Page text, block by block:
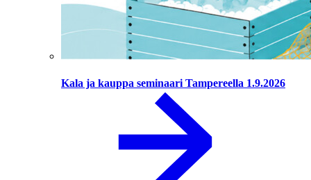
Kala ja kauppa seminaari Tampereella 1.9.2026